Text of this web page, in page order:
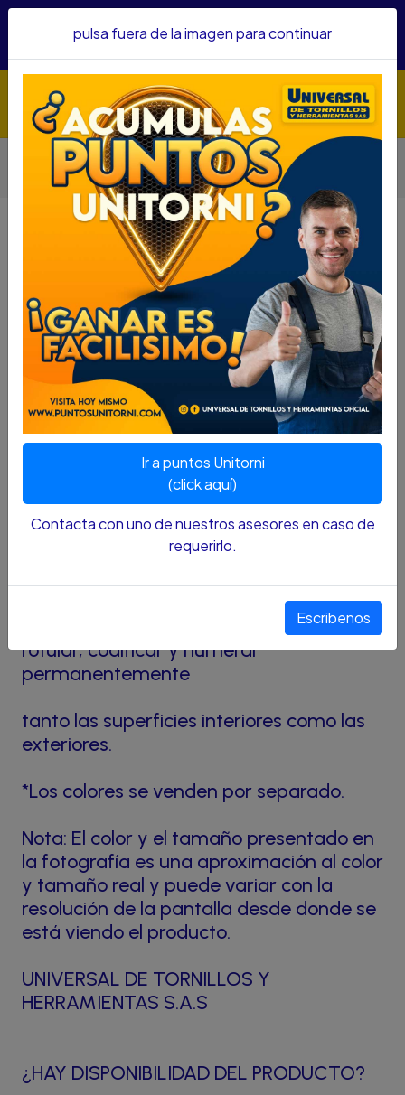
confianza&nbsp;Recibe un KIT PARRILLERO por compras
Inicio
Herramientas
MARCADORES METAL PROWELD/OXYEWLD/STEELCO
AMARILLO
MARCADORES METAL
PROWELD/OXYEWLD/STEELCO
DESCRIPCIÓN
MARCADORES METAL
PROWELD/OXYEWLD/STEELCO
AMARILLO
SKU : 67500021
DESCRIPCIÓN:
dispensa una pintura de esmalte de alto
brillo y secado rápido para marcar,
rotular, codificar y numerar
permanentemente
tanto las superficies interiores como las
exteriores.
*Los colores se venden por separado.
Nota: El color y el tamaño presentado en
la fotografía es una aproximación al color
y tamaño real y puede variar con la
resolución de la pantalla desde donde se
está viendo el producto.
UNIVERSAL DE TORNILLOS Y
HERRAMIENTAS S.A.S
¿HAY DISPONIBILIDAD DEL PRODUCTO?
pulsa fuera de la imagen para continuar
Ir a puntos Unitorni
(click aquí)
Contacta con uno de nuestros asesores en caso de
requerirlo.
Escribenos